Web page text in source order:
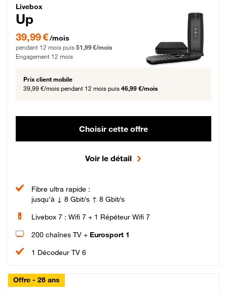
Livebox Up Fibre
Livebox
Up
39,99 € par mois pendant 12 mois puis 51,99 € par mois, Engagement 12 mois
39,99 €/mois
pendant 12 mois puis 51,99 €/mois
Engagement 12 mois
Prix client mobile
39,99 €/mois pendant 12 mois puis 46,99 €/mois
Choisir cette offre
Voir le détail
Fibre ultra rapide :
jusqu'à ↓ 8 Gbit/s ↑ 8 Gbit/s
Livebox 7 : Wifi 7 + 1 Répéteur Wifi 7
200 chaînes TV + Eurosport 1
1 Décodeur TV 6
Offre - 26 ans